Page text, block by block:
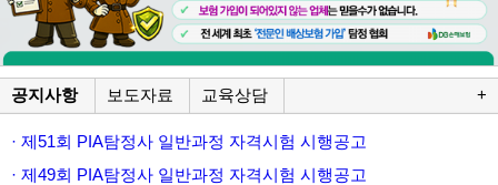
공지사항 보도자료 교육상담 +
· 제51회 PIA탐정사 일반과정 자격시험 시행공고
· 제49회 PIA탐정사 일반과정 자격시험 시행공고